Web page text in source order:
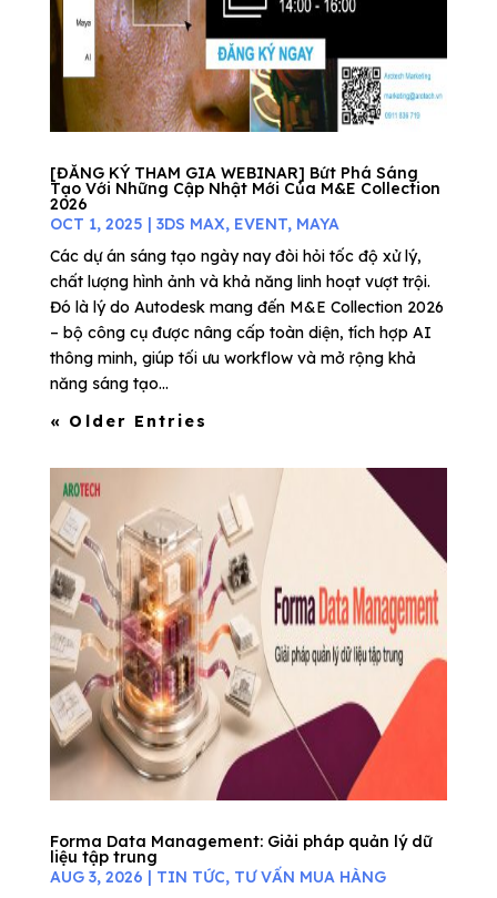
[ĐĂNG KÝ THAM GIA WEBINAR] Bứt Phá Sáng
Tạo Với Những Cập Nhật Mới Của M&E Collection
2026
OCT 1, 2025 | 3DS MAX, EVENT, MAYA
Các dự án sáng tạo ngày nay đòi hỏi tốc độ xử lý,
chất lượng hình ảnh và khả năng linh hoạt vượt trội.
Đó là lý do Autodesk mang đến M&E Collection 2026
– bộ công cụ được nâng cấp toàn diện, tích hợp AI
thông minh, giúp tối ưu workflow và mở rộng khả
năng sáng tạo...
« Older Entries
Forma Data Management: Giải pháp quản lý dữ
liệu tập trung
AUG 3, 2026 | TIN TỨC, TƯ VẤN MUA HÀNG